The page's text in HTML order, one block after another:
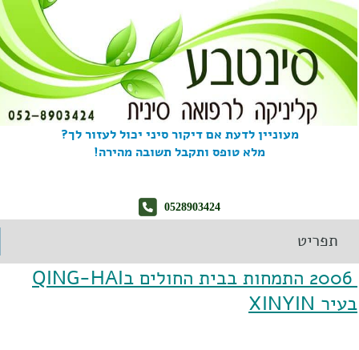
מעוניין לדעת אם דיקור סיני יכול לעזור לך?
מלא טופס ותקבל תשובה מהירה!
0528903424
תפריט
2006 התמחות בבית החולים בQING-HAI
בעיר XINYIN